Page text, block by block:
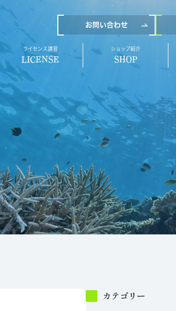
お問い合わせ
ライセンス講習
LICENSE
ショップ紹介
SHOP
カテゴリー